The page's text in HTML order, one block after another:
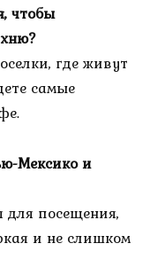
чтобы
где живут
самые
Мексико и
для посещения,
и не слишком